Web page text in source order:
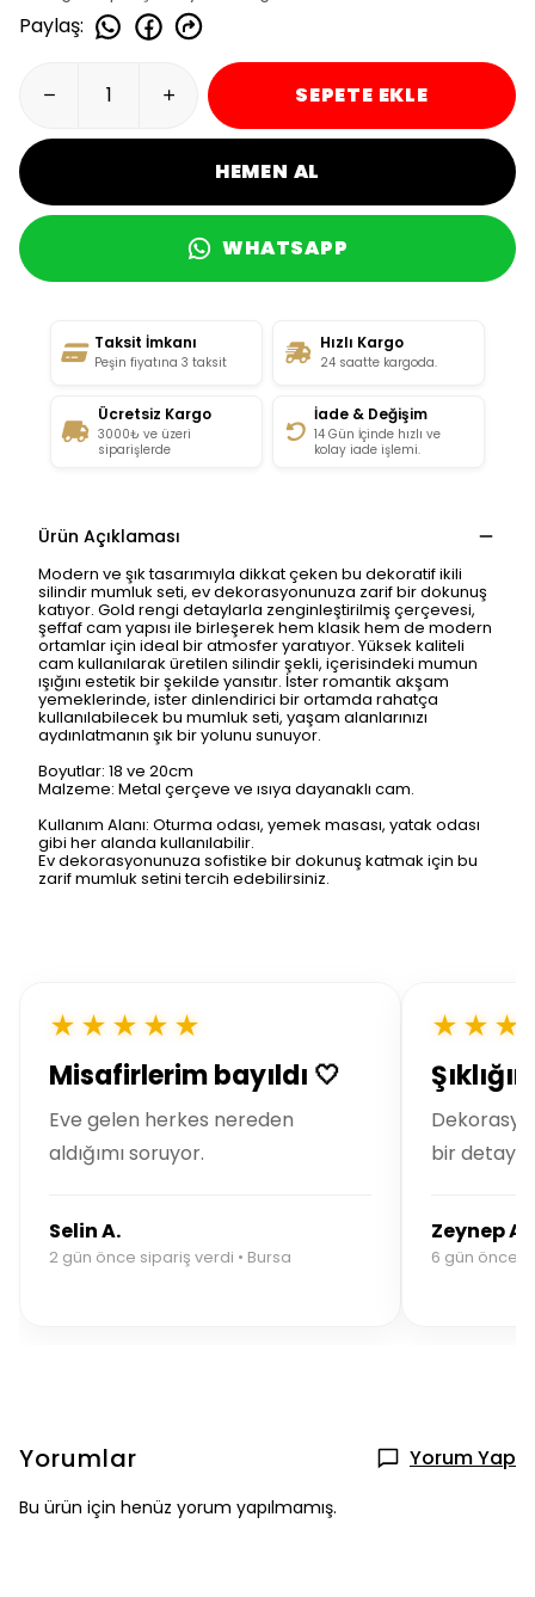
Paylaş:
SEPETE EKLE
HEMEN AL
WHATSAPP
Taksit İmkanı
Peşin fiyatına 3 taksit
Hızlı Kargo
24 saatte kargoda.
Ücretsiz Kargo
3000₺ ve üzeri
siparişlerde
İade & Değişim
14 Gün İçinde hızlı ve
kolay iade işlemi.
Ürün Açıklaması
Modern ve şık tasarımıyla dikkat çeken bu dekoratif ikili
silindir mumluk seti, ev dekorasyonunuza zarif bir dokunuş
katıyor. Gold rengi detaylarla zenginleştirilmiş çerçevesi,
şeffaf cam yapısı ile birleşerek hem klasik hem de modern
ortamlar için ideal bir atmosfer yaratıyor. Yüksek kaliteli
cam kullanılarak üretilen silindir şekli, içerisindeki mumun
ışığını estetik bir şekilde yansıtır. İster romantik akşam
yemeklerinde, ister dinlendirici bir ortamda rahatça
kullanılabilecek bu mumluk seti, yaşam alanlarınızı
aydınlatmanın şık bir yolunu sunuyor.
Boyutlar: 18 ve 20cm
Malzeme: Metal çerçeve ve ısıya dayanaklı cam.
Kullanım Alanı: Oturma odası, yemek masası, yatak odası
gibi her alanda kullanılabilir.
Ev dekorasyonunuza sofistike bir dokunuş katmak için bu
zarif mumluk setini tercih edebilirsiniz.
★★★★★
Misafirlerim bayıldı 🤍
Eve gelen herkes nereden
aldığımı soruyor.
Selin A.
2 gün önce sipariş verdi • Bursa
bir detay.
Zeynep A.
6 gün önce
Yorumlar Yorum Yap
Bu ürün için henüz yorum yapılmamış.